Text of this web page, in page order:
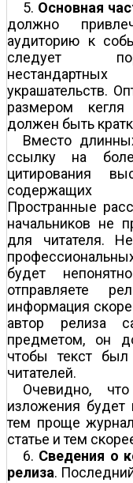
5. Основная
должно
аудиторию к
следует
украшательств.
размером
должен быть
Вместо
ссылку на
цитирования
содержащих
Пространные
начальников не
для читателя.
будет
отправляете
информация
автор релиза
предметом, он
чтобы текст
читателей.
Очевидно,
изложения будет
тем проще
статье и тем
6. Сведения о
релиза.